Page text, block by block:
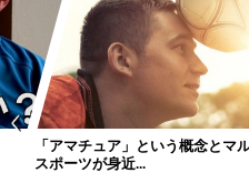
「アマチュア」という概念と
スポーツが身近...